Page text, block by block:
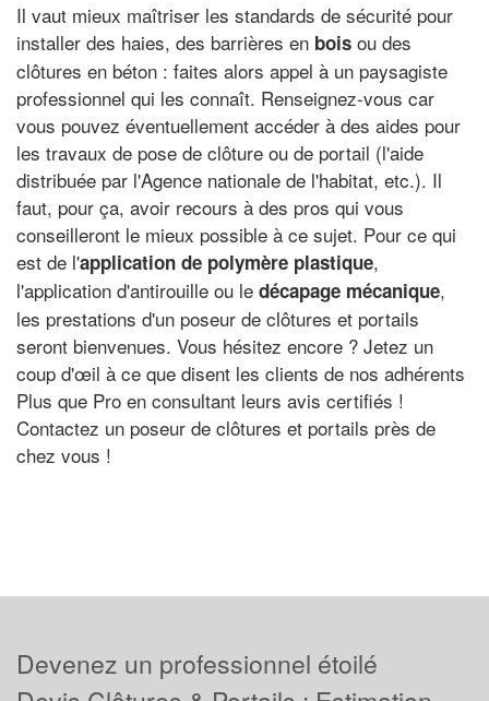
Il vaut mieux maîtriser les standards de sécurité pour
installer des haies, des barrières en bois ou des
clôtures en béton : faites alors appel à un paysagiste
professionnel qui les connaît. Renseignez-vous car
vous pouvez éventuellement accéder à des aides pour
les travaux de pose de clôture ou de portail (l'aide
distribuée par l'Agence nationale de l'habitat, etc.). Il
faut, pour ça, avoir recours à des pros qui vous
conseilleront le mieux possible à ce sujet. Pour ce qui
est de l'application de polymère plastique,
l'application d'antirouille ou le décapage mécanique,
les prestations d'un poseur de clôtures et portails
seront bienvenues. Vous hésitez encore ? Jetez un
coup d'œil à ce que disent les clients de nos adhérents
Plus que Pro en consultant leurs avis certifiés !
Contactez un poseur de clôtures et portails près de
chez vous !
Devenez un professionnel étoilé